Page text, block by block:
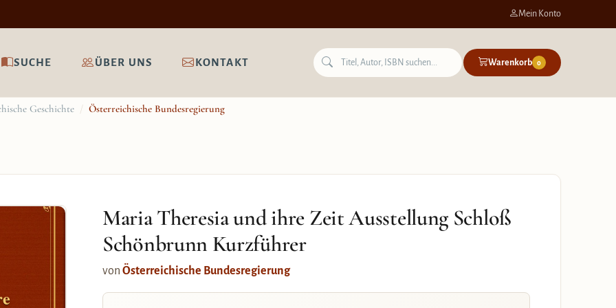
Mein Konto
SUCHE ÜBER UNS KONTAKT Warenkorb 0
Geschichte / Österreichische Bundesregierung
Maria Theresia und ihre Zeit Ausstellung Schloß
Schönbrunn Kurzführer
von Österreichische Bundesregierung